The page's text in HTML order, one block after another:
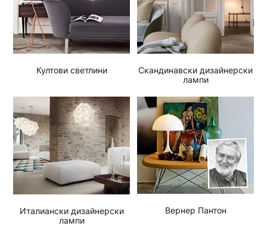
Култови светлини
Скандинавски дизайнерски
лампи
Италиански дизайнерски
лампи
Вернер Пантон